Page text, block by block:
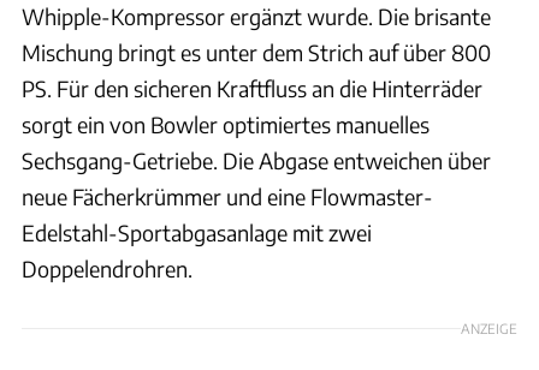
Whipple-Kompressor ergänzt wurde. Die brisante
Mischung bringt es unter dem Strich auf über 800
PS. Für den sicheren Kraftfluss an die Hinterräder
sorgt ein von Bowler optimiertes manuelles
Sechsgang-Getriebe. Die Abgase entweichen über
neue Fächerkrümmer und eine Flowmaster-
Edelstahl-Sportabgasanlage mit zwei
Doppelendrohren.
ANZEIGE